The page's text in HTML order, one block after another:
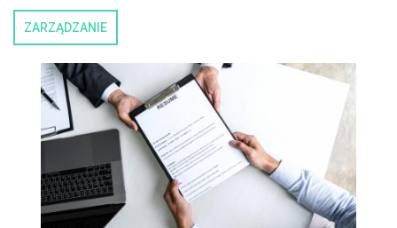
ZARZĄDZANIE